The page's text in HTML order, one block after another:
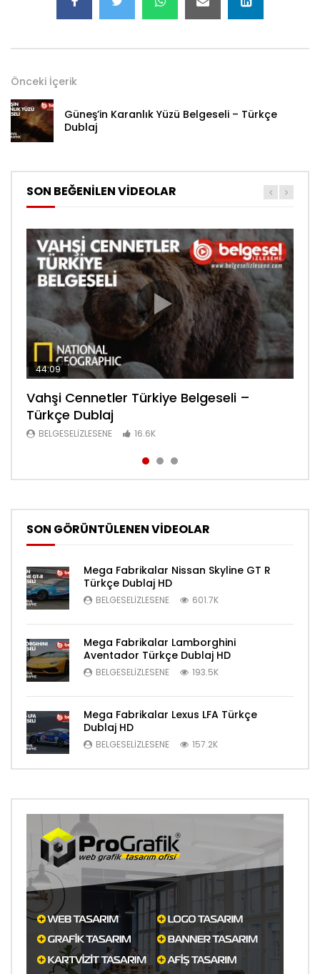
Önceki İçerik
Güneş’in Karanlık Yüzü Belgeseli – Türkçe
Dublaj
SON BEĞENİLEN VİDEOLAR
44:09
Vahşi Cennetler Türkiye Belgeseli –
Türkçe Dublaj
BELGESELIZLESENE 16.6K
44:08
Lanetli Piramit Tarihe Bakış Belgeseli –
Türkçe Dublaj
BELGESELIZLESENE 16.6K
30:34
Sanayi Devrimi Şehir Yaşamı Bölüm 6
Belgeseli – Türkçe Dublaj
BELGESELIZLESENE 16.4K
SON GÖRÜNTÜLENEN VİDEOLAR
Mega Fabrikalar Nissan Skyline GT R
Türkçe Dublaj HD
BELGESELIZLESENE 601.7K
Mega Fabrikalar Lamborghini
Aventador Türkçe Dublaj HD
BELGESELIZLESENE 193.5K
Mega Fabrikalar Lexus LFA Türkçe
Dublaj HD
BELGESELIZLESENE 157.2K